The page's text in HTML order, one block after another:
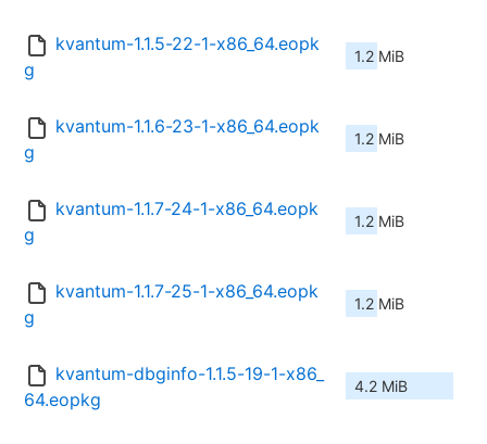
kvantum-1.1.5-22-1-x86_64.eopk
g
1.2 MiB
kvantum-1.1.6-23-1-x86_64.eopk
g
1.2 MiB
kvantum-1.1.7-24-1-x86_64.eopk
g
1.2 MiB
kvantum-1.1.7-25-1-x86_64.eopk
g
1.2 MiB
kvantum-dbginfo-1.1.5-19-1-x86_
64.eopkg
4.2 MiB